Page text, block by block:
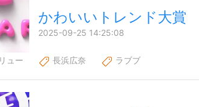
かわいいトレンド大賞
2025-09-25 14:25:08
ュー 長浜広奈 ラブブ